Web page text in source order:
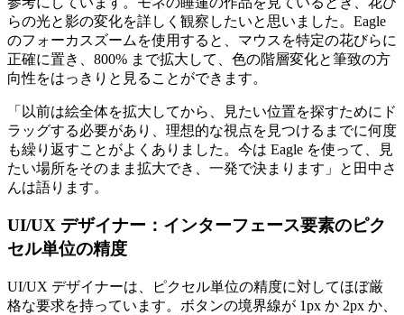
らの光と影の変化を詳しく観察したいと思いました。Eagle
のフォーカスズームを使用すると、マウスを特定の花びらに
正確に置き、800% まで拡大して、色の階層変化と筆致の方
向性をはっきりと見ることができます。
「以前は絵全体を拡大してから、見たい位置を探すためにド
ラッグする必要があり、理想的な視点を見つけるまでに何度
も繰り返すことがよくありました。今は Eagle を使って、見
たい場所をそのまま拡大でき、一発で決まります」と田中さ
んは語ります。
UI/UX デザイナー：インターフェース要素のピク
セル単位の精度
UI/UX デザイナーは、ピクセル単位の精度に対してほぼ厳
格な要求を持っています。ボタンの境界線が 1px か 2px か、